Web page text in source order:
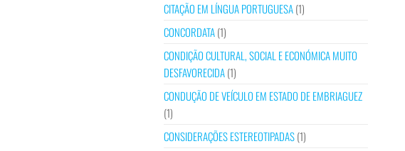
CITAÇÃO EM LÍNGUA PORTUGUESA(1)
CONCORDATA(1)
CONDIÇÃO CULTURAL, SOCIAL E ECONÓMICA MUITO
DESFAVORECIDA(1)
CONDUÇÃO DE VEÍCULO EM ESTADO DE EMBRIAGUEZ
(1)
CONSIDERAÇÕES ESTEREOTIPADAS(1)